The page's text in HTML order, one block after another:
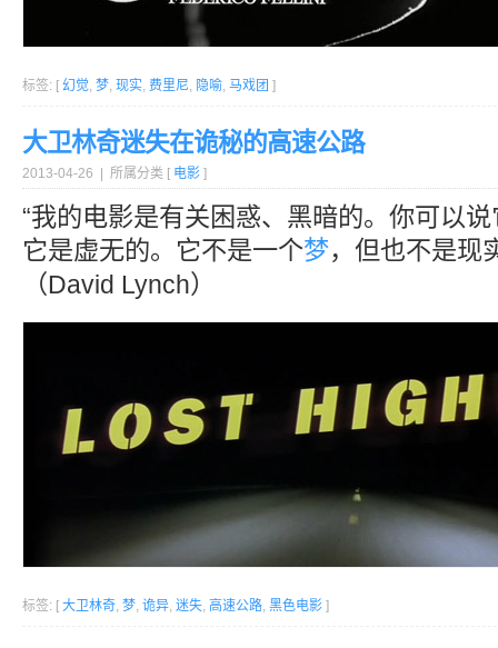
标签: [ 幻觉, 梦, 现实, 费里尼, 隐喻, 马戏团 ]
大卫林奇迷失在诡秘的高速公路
2013-04-26 | 所属分类 [ 电影 ]
“我的电影是有关困惑、黑暗的。你可以
它是虚无的。它不是一个梦，但也不是
（David Lynch）
标签: [ 大卫林奇, 梦, 诡异, 迷失, 高速公路, 黑色电影 ]